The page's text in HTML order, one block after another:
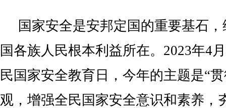
国家安全是安邦定国的重要基石
国各族人民根本利益所在。2023年4
民国家安全教育日，今年的主题是“
观，增强全民国家安全意识和素养，